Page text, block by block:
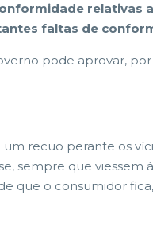
faltas de
pode aprovar,
recuo perante os
sempre que viessem
que o consumidor